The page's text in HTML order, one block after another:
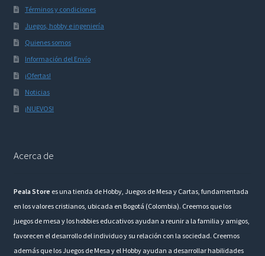
Términos y condiciones
Juegos, hobby e ingeniería
Quienes somos
Información del Envío
¡Ofertas!
Noticias
¡NUEVOS!
Acerca de
Peala Store es una tienda de Hobby, Juegos de Mesa y Cartas, fundamentada
en los valores cristianos, ubicada en Bogotá (Colombia). Creemos que los
juegos de mesa y los hobbies educativos ayudan a reunir a la familia y amigos,
favorecen el desarrollo del individuo y su relación con la sociedad. Creemos
además que los Juegos de Mesa y el Hobby ayudan a desarrollar habilidades